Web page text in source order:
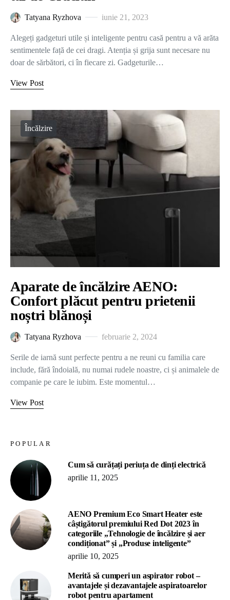
Tatyana Ryzhova iunie 21, 2023
Alegeți gadgeturi utile și inteligente pentru casă pentru a vă arăta
sentimentele față de cei dragi. Atenția și grija sunt necesare nu
doar de sărbători, ci în fiecare zi. Gadgeturile…
View Post
Încălzire
Aparate de încălzire AENO:
Confort plăcut pentru prietenii
noștri blănoși
Tatyana Ryzhova februarie 2, 2024
Serile de iarnă sunt perfecte pentru a ne reuni cu familia care
include, fără îndoială, nu numai rudele noastre, ci și animalele de
companie pe care le iubim. Este momentul…
View Post
POPULAR
Cum să curățați periuța de dinți electrică
aprilie 11, 2025
AENO Premium Eco Smart Heater este
câștigătorul premiului Red Dot 2023 în
categoriile „Tehnologie de încălzire și aer
condiționat” și „Produse inteligente”
aprilie 10, 2025
Merită să cumperi un aspirator robot –
avantajele și dezavantajele aspiratoarelor
robot pentru apartament